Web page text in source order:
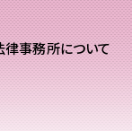
律事務所について